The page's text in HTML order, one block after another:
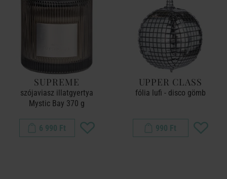
SUPREME
szójaviasz illatgyertya
Mystic Bay 370 g
6 990 Ft
UPPER CLASS
fólia lufi - disco gömb
990 Ft